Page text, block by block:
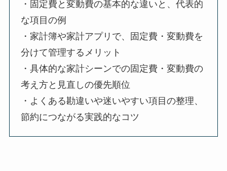
・固定費と変動費の基本的な違いと、代表的
な項目の例
・家計簿や家計アプリで、固定費・変動費を
分けて管理するメリット
・具体的な家計シーンでの固定費・変動費の
考え方と見直しの優先順位
・よくある勘違いや迷いやすい項目の整理、
節約につながる実践的なコツ